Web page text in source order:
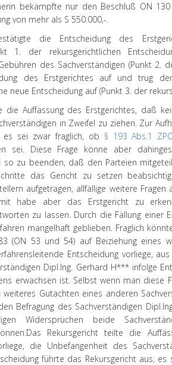
bekämpfte nur den Beschluß ON
von mehr als S 550.000,-.
die Entscheidung des
1. der rekursgerichtlichen
des Sachverständigen (Punkt 2.
des Erstgerichtes auf und trug
neue Entscheidung auf (Punkt 3. der
die Auffassung des Erstgerichtes, daß
in Zweifel zu ziehen. Zur
es sei zwar fraglich, ob § 193 Abs.1
sei. Diese Frage könne aber
so zu beenden, daß den Parteien
das Gericht zu setzen
aufgetragen, allfällige weitere
habe aber das Erstgericht zu
zu lassen. Durch die Fällung einer
mangelhaft geblieben. Fraglich
(ON 53 und 54) auf Beiziehung eines
Entscheidung vorliege,
Dipl.Ing. Gerhard H*** infolge
erwachsen ist. Selbst wenn man diese
weiteres Gutachten eines anderen
Befragung des Sachverständigen
Widersprüchen beide
Das Rekursgericht teilte die
die Unbefangenheit des
führte das Rekursgericht aus,